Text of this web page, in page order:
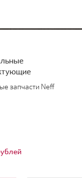
запчасти Neff